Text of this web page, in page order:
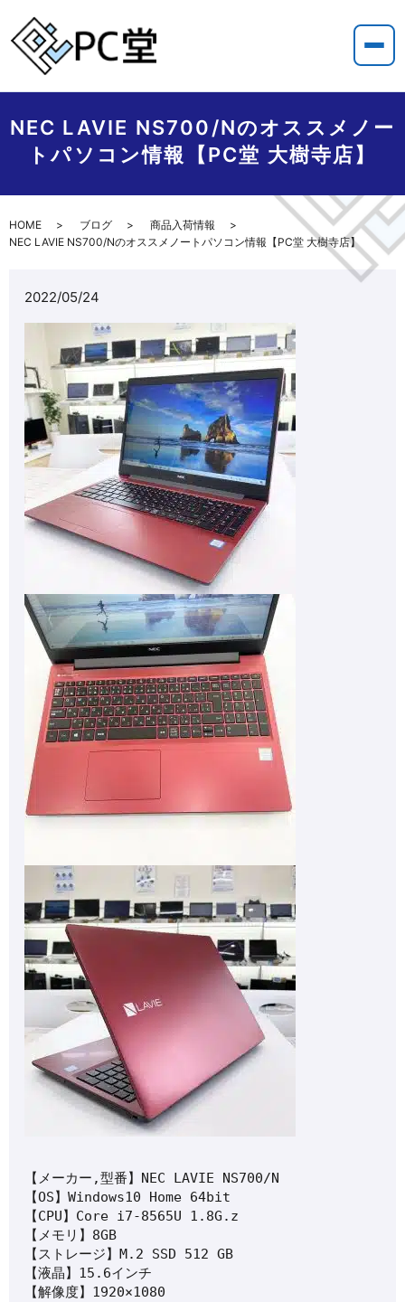
NEC LAVIE NS700/Nのオススメノー
トパソコン情報【PC堂 大樹寺店】
HOME ブログ
商品入荷情報
NEC LAVIE NS700/Nのオススメノートパソコン情報【PC堂 大樹寺店】
2022/05/24
【メーカー,型番】NEC LAVIE NS700/N
【OS】Windows10 Home 64bit
【CPU】Core i7-8565U 1.8G.z
【メモリ】8GB
【ストレージ】M.2 SSD 512 GB
【液晶】15.6インチ
【解像度】1920×1080